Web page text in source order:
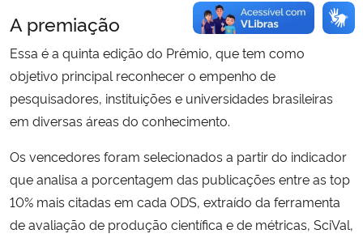
A premiação
Essa é a quinta edição do Prêmio, que tem como
objetivo principal reconhecer o empenho de
pesquisadores, instituições e universidades brasileiras
em diversas áreas do conhecimento.
Os vencedores foram selecionados a partir do indicador
que analisa a porcentagem das publicações entre as top
10% mais citadas em cada ODS, extraído da ferramenta
de avaliação de produção científica e de métricas, SciVal,